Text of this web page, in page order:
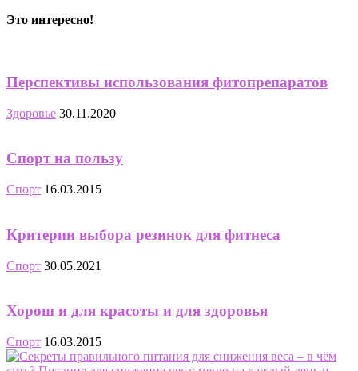
Это интересно!
Перспективы использования фитопрепаратов
Здоровье 30.11.2020
Спорт на пользу
Спорт 16.03.2015
Критерии выбора резинок для фитнеса
Спорт 30.05.2021
Хорош и для красоты и для здоровья
Спорт 16.03.2015